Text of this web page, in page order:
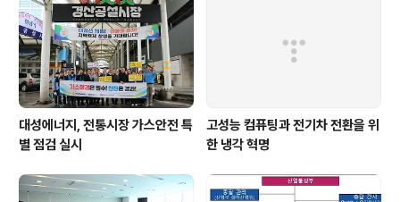
대성에너지, 전통시장 가스안전 특
별 점검 실시
고성능 컴퓨팅과 전기차 전환을 위
한 냉각 혁명